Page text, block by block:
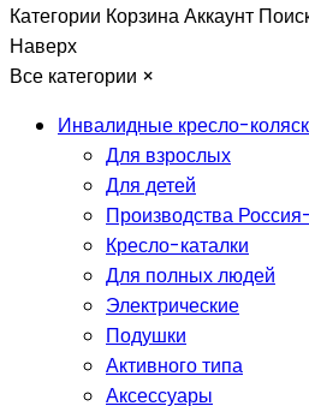
Категории КорзинаАккаунт
Наверх
Все категории ×
Инвалидные кресло-
Для взрослых
Для детей
Производства
Кресло-каталки
Для полных людей
Электрические
Подушки
Активного типа
Аксессуары